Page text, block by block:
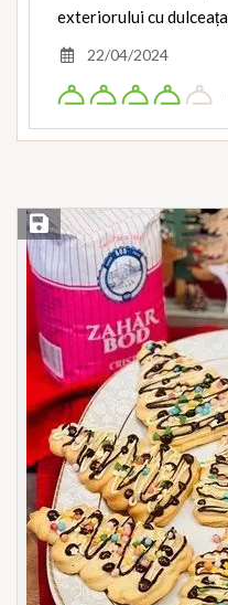
exteriorului cu
22/04/2024
Save Recipe